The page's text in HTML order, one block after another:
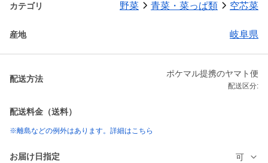
カテゴリ 野菜 青菜・菜っぱ類 空芯菜
産地 岐阜県
配送方法
ポケマル提携のヤマト便
配送区分:
配送料金（送料）
※離島などの例外はあります。詳細はこちら
お届け日指定 可